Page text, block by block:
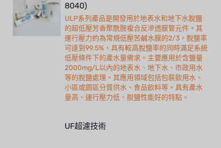
8040)
ULP系列產品是開發用於地表水和地下水脫鹽
的超低壓芳香聚酰胺複合反滲透膜管元件。其
運行壓力約為常規低壓苦鹹水膜的2/3，脫鹽率
可達到99.5%，具有較高脫鹽率的同時滿足系統
低壓條件下的產水量需求。主要應用於含鹽量
2000mg/L以內的地表水、地下水、市政用水
等的脫鹽處理。其應用領域包括包裝飲用水、
小區或園區分質供水、食品飲料等。具有產水
量高、運行壓力低、脫鹽性能好的特點。
UF超濾技術